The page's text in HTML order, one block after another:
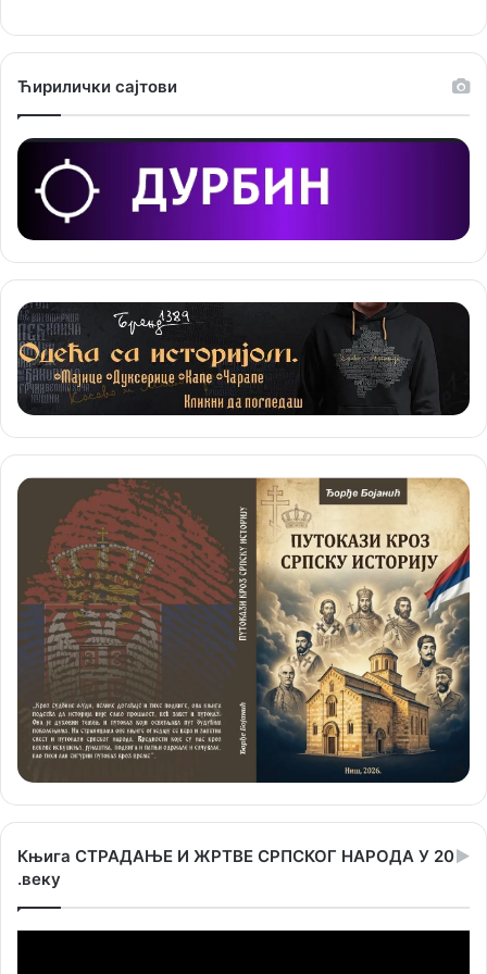
е
Ћирилички сајтови
Књига СТРАДАЊЕ И ЖРТВЕ СРПСКОГ НАРОДА У 20
.веку